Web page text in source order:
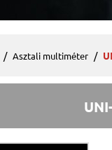
Asztali multiméter